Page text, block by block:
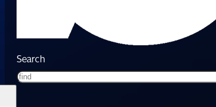
Search